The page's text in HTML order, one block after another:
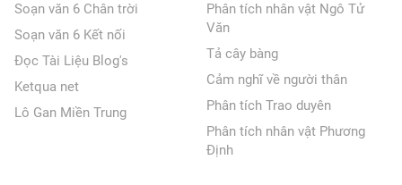
Soạn văn 6 Chân trời
Soạn văn 6 Kết nối
Đọc Tài Liệu Blog's
Ketqua net
Lô Gan Miền Trung
Phân tích nhân vật Ngô Tử
Văn
Tả cây bàng
Cảm nghĩ về người thân
Phân tích Trao duyên
Phân tích nhân vật Phương
Định